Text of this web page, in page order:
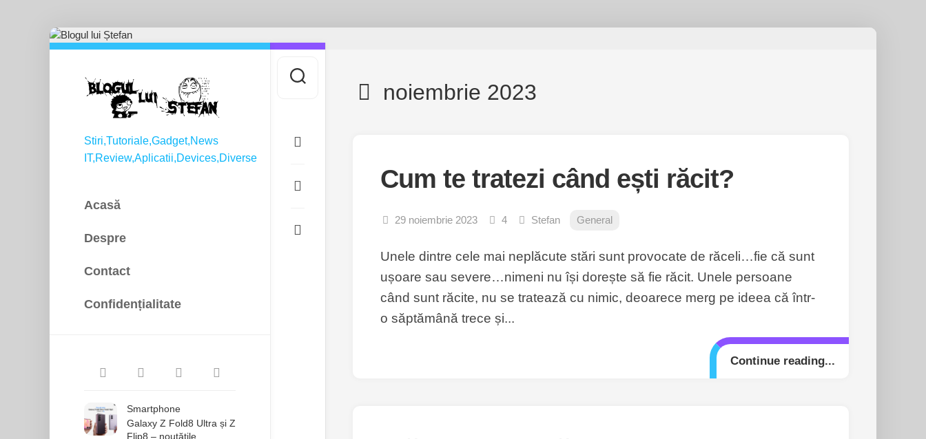
Stiri,Tutoriale,Gadget,News
IT,Review,Aplicatii,Devices,Diverse
Acasă
Despre
Contact
Confidențialitate
Smartphone
Galaxy Z Fold8 Ultra și Z
Flip8 – noutățile
noiembrie 2023
Cum te tratezi când ești răcit?
29 noiembrie 2023 4 Stefan General
Unele dintre cele mai neplăcute stări sunt provocate de răceli…fie că sunt
ușoare sau severe…nimeni nu își dorește să fie răcit. Unele persoane
când sunt răcite, nu se tratează cu nimic, deoarece merg pe ideea că într-
o săptămână trece și...
Continue reading...